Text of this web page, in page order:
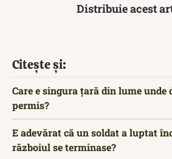
Distribuie acest
Citește și:
Care e singura țară din lume
permis?
E adevărat că un soldat a luptat
războiul se terminase?